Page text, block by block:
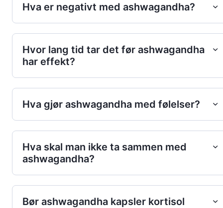
Hva er negativt med ashwagandha?
Hvor lang tid tar det før ashwagandha
har effekt?
Hva gjør ashwagandha med følelser?
Hva skal man ikke ta sammen med
ashwagandha?
Bør ashwagandha kapsler kortisol